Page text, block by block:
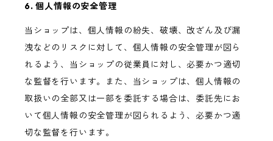
6. 個人情報の安全管理
当ショップは、個人情報の紛失、破壊、改ざん及び漏
洩などのリスクに対して、個人情報の安全管理が図ら
れるよう、当ショップの従業員に対し、必要かつ適切
な監督を行います。また、当ショップは、個人情報の
取扱いの全部又は一部を委託する場合は、委託先にお
いて個人情報の安全管理が図られるよう、必要かつ適
切な監督を行います。